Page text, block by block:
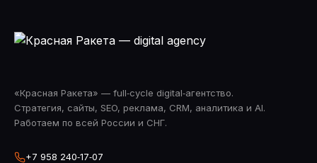
«Красная Ракета» — full‑cycle digital‑агентство.
Стратегия, сайты, SEO, реклама, CRM, аналитика и AI.
Работаем по всей России и СНГ.
+7 958 240‑17‑07